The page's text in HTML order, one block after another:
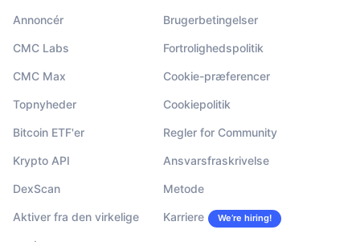
Annoncér
CMC Labs
CMC Max
Topnyheder
Bitcoin ETF'er
Krypto API
DexScan
Aktiver fra den virkelige
Brugerbetingelser
Fortrolighedspolitik
Cookie-præferencer
Cookiepolitik
Regler for Community
Ansvarsfraskrivelse
Metode
Karriere We’re hiring!